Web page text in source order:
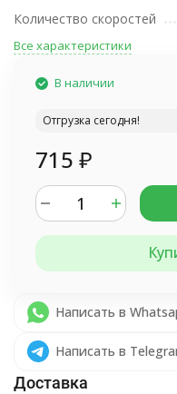
Количество скоростей
Все характеристики
В наличии
Отгрузка сегодня!
715 ₽
Написать в
Написать в